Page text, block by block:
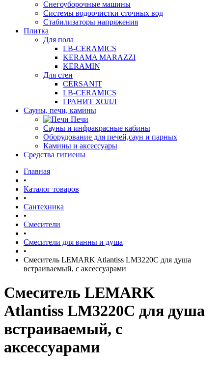
Снегоуборочные машины
Системы водоочистки сточных вод
Стабилизаторы напряжения
Плитка
Для пола
LB-CERAMICS
KERAMA MARAZZI
KERAMIN
Для стен
CERSANIT
LB-CERAMICS
ГРАНИТ ХОЛЛ
Сауны, печи, камины
Печи
Сауны и инфракрасные кабины
Оборудование для печей,саун и парных
Камины и аксессуары
Средства гигиены
Главная
•
Каталог товаров
•
Сантехника
•
Смесители
•
Смесители для ванны и душа
•
Смеситель LEMARK Atlantiss LM3220C для душа
встраиваемый, с аксессуарами
Смеситель LEMARK
Atlantiss LM3220C для душа
встраиваемый, с
аксессуарами